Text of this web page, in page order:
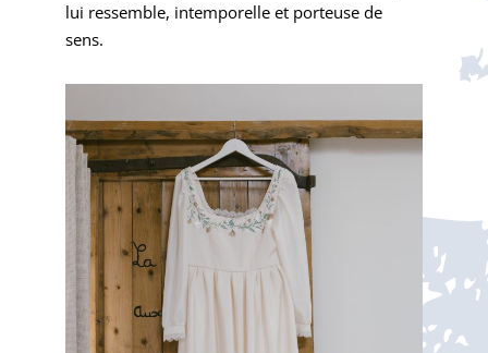
lui ressemble, intemporelle et porteuse de
sens.